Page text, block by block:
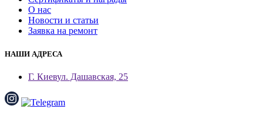
О нас
Новости и статьи
Заявка на ремонт
НАШИ АДРЕСА
Г. Киевул. Дашавская, 25